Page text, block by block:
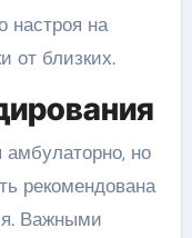
настроя на
от близких.
но
рекомендована
Важными